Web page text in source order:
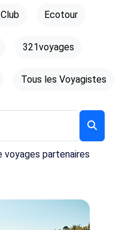
Ecotour
321voyages
Tous les Voyagistes
partenaires